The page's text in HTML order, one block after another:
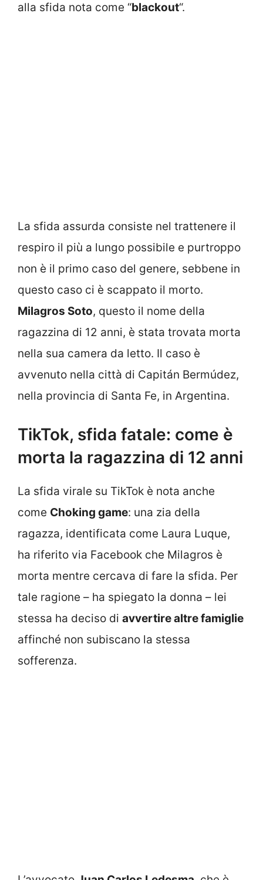
alla sfida nota come “blackout“.
La sfida assurda consiste nel trattenere il
respiro il più a lungo possibile e purtroppo
non è il primo caso del genere, sebbene in
questo caso ci è scappato il morto.
Milagros Soto, questo il nome della
ragazzina di 12 anni, è stata trovata morta
nella sua camera da letto. Il caso è
avvenuto nella città di Capitán Bermúdez,
nella provincia di Santa Fe, in Argentina.
TikTok, sfida fatale: come è
morta la ragazzina di 12 anni
La sfida virale su TikTok è nota anche
come Choking game: una zia della
ragazza, identificata come Laura Luque,
ha riferito via Facebook che Milagros è
morta mentre cercava di fare la sfida. Per
tale ragione – ha spiegato la donna – lei
stessa ha deciso di avvertire altre famiglie
affinché non subiscano la stessa
sofferenza.